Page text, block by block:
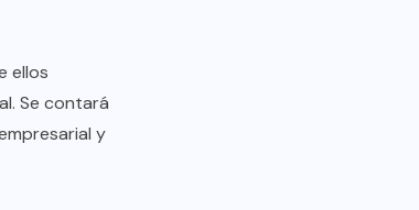
ellos
Se contará
y